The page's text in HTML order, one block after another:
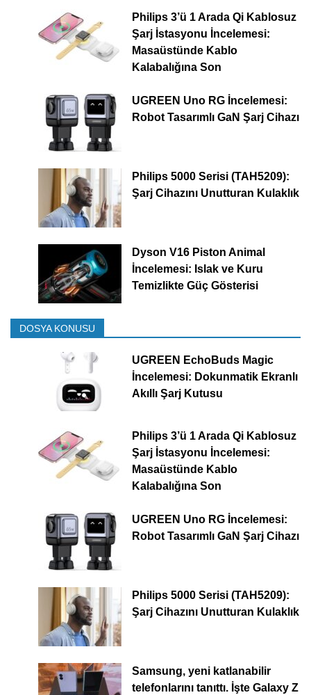
Philips 3’ü 1 Arada Qi Kablosuz
Şarj İstasyonu İncelemesi:
Masaüstünde Kablo
Kalabalığına Son
UGREEN Uno RG İncelemesi:
Robot Tasarımlı GaN Şarj Cihazı
Philips 5000 Serisi (TAH5209):
Şarj Cihazını Unutturan Kulaklık
Dyson V16 Piston Animal
İncelemesi: Islak ve Kuru
Temizlikte Güç Gösterisi
DOSYA KONUSU
UGREEN EchoBuds Magic
İncelemesi: Dokunmatik Ekranlı
Akıllı Şarj Kutusu
Philips 3’ü 1 Arada Qi Kablosuz
Şarj İstasyonu İncelemesi:
Masaüstünde Kablo
Kalabalığına Son
UGREEN Uno RG İncelemesi:
Robot Tasarımlı GaN Şarj Cihazı
Philips 5000 Serisi (TAH5209):
Şarj Cihazını Unutturan Kulaklık
Samsung, yeni katlanabilir
telefonlarını tanıttı. İşte Galaxy Z